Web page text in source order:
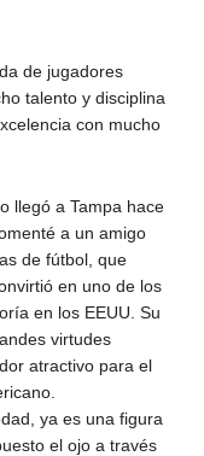
de jugadores
talento y disciplina
con mucho
llegó a Tampa hace
a un amigo
de fútbol, que
en uno de los
en los EEUU. Su
virtudes
atractivo para el
ya es una figura
el ojo a través